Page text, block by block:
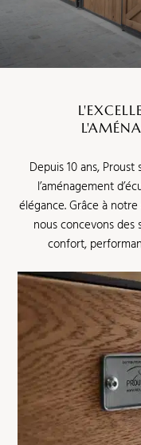
Depuis 10 ans,
l’aménagement
élégance. Grâce à
nous concevons
confort,